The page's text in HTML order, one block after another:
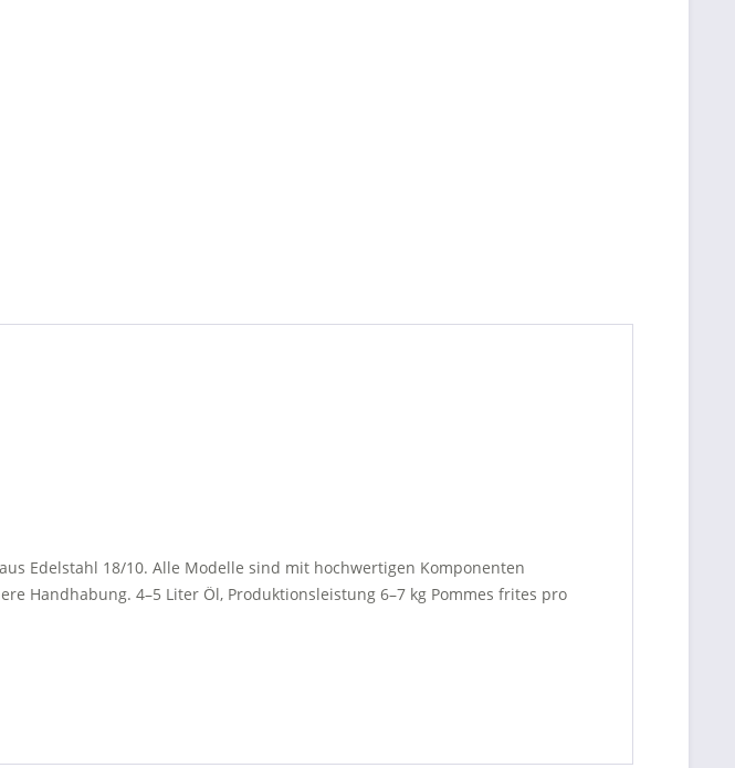
Edelstahl 18/10. Alle Modelle sind mit hochwertigen Komponenten
Handhabung. 4–5 Liter Öl, Produktionsleistung 6–7 kg Pommes frites pro